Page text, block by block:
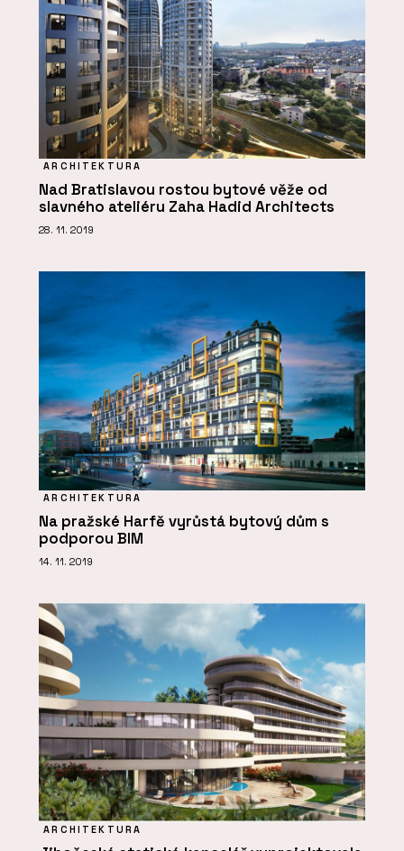
ARCHITEKTURA
Nad Bratislavou rostou bytové věže od
slavného ateliéru Zaha Hadid Architects
28. 11. 2019
ARCHITEKTURA
Na pražské Harfě vyrůstá bytový dům s
podporou BIM
14. 11. 2019
ARCHITEKTURA